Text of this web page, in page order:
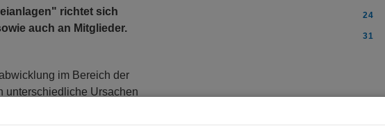
richtet sich
auch an Mitglieder.
im Bereich der
unterschiedliche Ursachen
Überblick.
von
24
31